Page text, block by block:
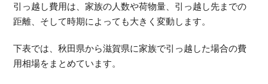
引っ越し費用は、家族の人数や荷物量、引っ越し先までの
距離、そして時期によっても大きく変動します。
下表では、秋田県から滋賀県に家族で引っ越した場合の費
用相場をまとめています。